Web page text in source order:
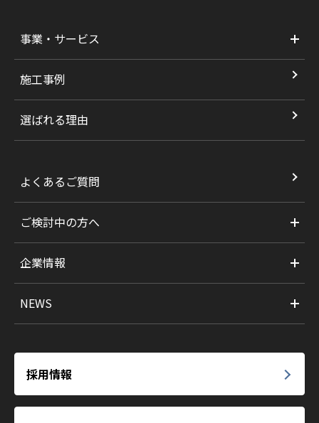
事業・サービス
施工事例
選ばれる理由
よくあるご質問
ご検討中の方へ
企業情報
NEWS
採用情報